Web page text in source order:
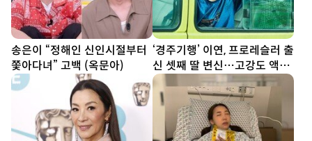
송은이 “정해인 신인시절부터
쫓아다녀” 고백 (옥문아)
‘경주기행’ 이연, 프로레슬러 출
신 셋째 딸 변신…고강도 액션
예고